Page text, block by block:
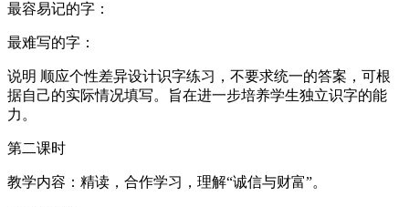
最容易记的字：
最难写的字：
说明 顺应个性差异设计识字练习，不要求统一的答案，可根
据自己的实际情况填写。旨在进一步培养学生独立识字的能
力。
第二课时
教学内容：精读，合作学习，理解“诚信与财富”。